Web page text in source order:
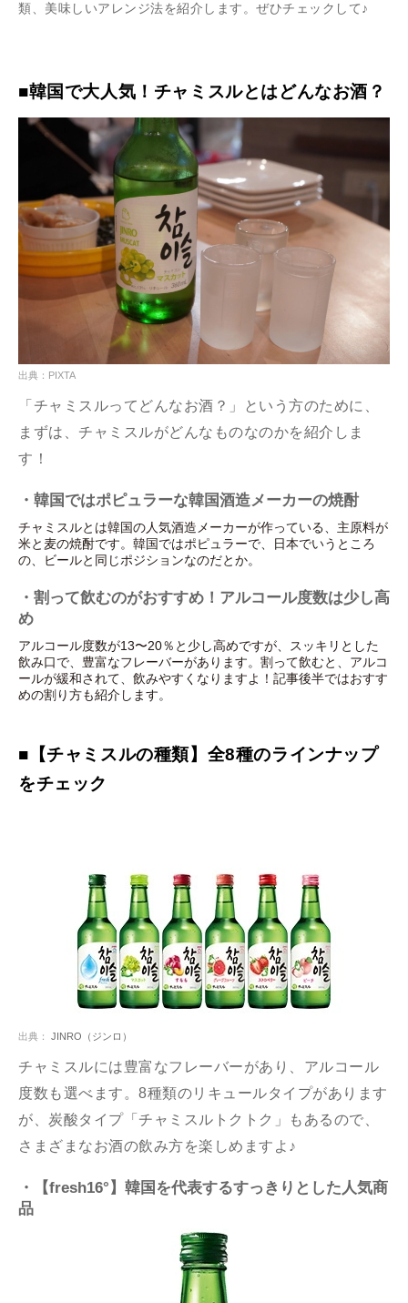
類、美味しいアレンジ法を紹介します。ぜひチェックして♪
■韓国で大人気！チャミスルとはどんなお酒？
出典：PIXTA
「チャミスルってどんなお酒？」という方のために、
まずは、チャミスルがどんなものなのかを紹介しま
す！
・韓国ではポピュラーな韓国酒造メーカーの焼酎
チャミスルとは韓国の人気酒造メーカーが作っている、主原料が
米と麦の焼酎です。韓国ではポピュラーで、日本でいうところ
の、ビールと同じポジションなのだとか。
・割って飲むのがおすすめ！アルコール度数は少し高
め
アルコール度数が13〜20％と少し高めですが、スッキリとした
飲み口で、豊富なフレーバーがあります。割って飲むと、アルコ
ールが緩和されて、飲みやすくなりますよ！記事後半ではおすす
めの割り方も紹介します。
■【チャミスルの種類】全8種のラインナップ
をチェック
出典： JINRO（ジンロ）
チャミスルには豊富なフレーバーがあり、アルコール
度数も選べます。8種類のリキュールタイプがあります
が、炭酸タイプ「チャミスルトクトク」もあるので、
さまざまなお酒の飲み方を楽しめますよ♪
・【fresh16°】韓国を代表するすっきりとした人気商
品